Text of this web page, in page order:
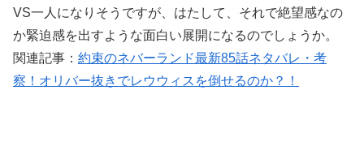
VS一人になりそうですが、はたして、それで絶望感なの
か緊迫感を出すような面白い展開になるのでしょうか。
関連記事： 約束のネバーランド最新85話ネタバレ・考
察！オリバー抜きでレウウィスを倒せるのか？！